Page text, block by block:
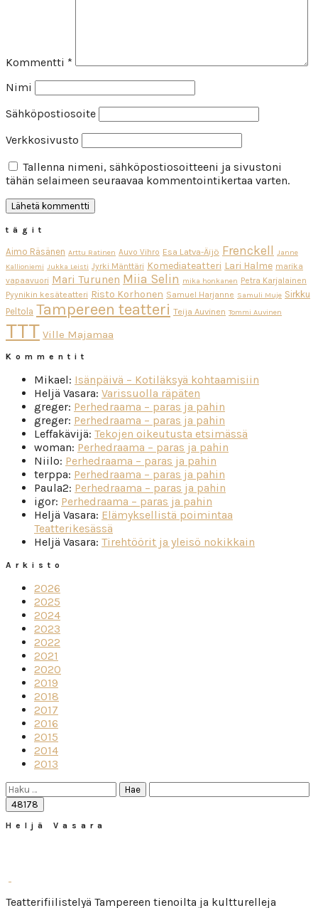
Kommentti *
Nimi
Sähköpostiosoite
Verkkosivusto
Tallenna nimeni, sähköpostiosoitteeni ja sivustoni
tähän selaimeen seuraavaa kommentointikertaa varten.
tägit
Aimo Räsänen Arttu Ratinen Auvo Vihro Esa Latva-Äijö Frenckell
Janne
Kallioniemi Jukka Leisti Jyrki Mänttäri Komediateatteri Lari Halme marika
vapaavuori Mari Turunen Miia Selin mika honkanen Petra Karjalainen
Pyynikin kesäteatteri Risto Korhonen Samuel Harjanne Samuli Muje Sirkku
Peltola Tampereen teatteri Teija Auvinen Tommi Auvinen
TTT Ville Majamaa
Kommentit
Mikael: Isänpäivä – Kotiläksyä kohtaamisiin
Heljä Vasara: Varissuolla räpäten
greger: Perhedraama – paras ja pahin
greger: Perhedraama – paras ja pahin
Leffakävijä: Tekojen oikeutusta etsimässä
woman: Perhedraama – paras ja pahin
Niilo: Perhedraama – paras ja pahin
terppa: Perhedraama – paras ja pahin
Paula2: Perhedraama – paras ja pahin
igor: Perhedraama – paras ja pahin
Heljä Vasara: Elämyksellistä poimintaa
Teatterikesässä
Heljä Vasara: Tirehtöörit ja yleisö nokikkain
Arkisto
2026
2025
2024
2023
2022
2021
2020
2019
2018
2017
2016
2015
2014
2013
Haku:
Heljä Vasara
Teatterifiilistelyä Tampereen tienoilta ja kultturelleja